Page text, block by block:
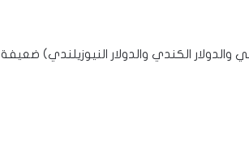
الكندي والدولار النيوزيلندي) ضعيفة